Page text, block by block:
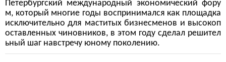
Петербургский международный экономический фору
м, который многие годы воспринимался как площадка
исключительно для маститых бизнесменов и высокоп
оставленных чиновников, в этом году сделал решител
ьный шаг навстречу юному поколению.